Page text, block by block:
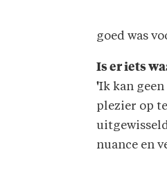
goed was
Is er iets
'Ik kan
plezier op
nuance en